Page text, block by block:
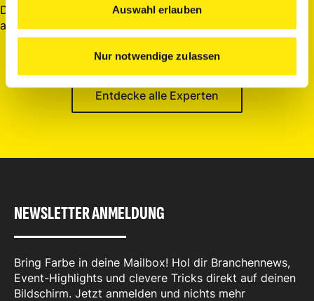
Auswahl erlauben
Nur notwendige zulassen
Du möchtest dir noch andere Experten genauer
anschauen? Let’s go.
Entdecke alle Experten
NEWSLETTER ANMELDUNG
Bring Farbe in deine Mailbox! Hol dir Branchennews,
Event-Highlights und clevere Tricks direkt auf deinen
Bildschirm. Jetzt anmelden und nichts mehr